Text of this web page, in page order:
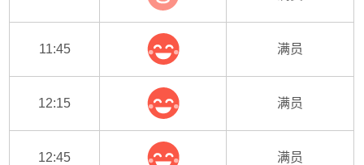
11:45 满员
12:15 满员
12:45 满员